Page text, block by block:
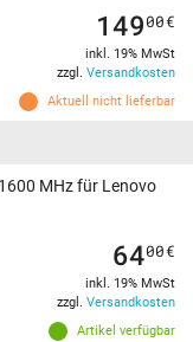
Aktuell nicht lieferbar
14900€
inkl. 19% MwSt
zzgl. Versandkosten
MHz für Lenovo
Artikel verfügbar
6400€
inkl. 19% MwSt
zzgl. Versandkosten